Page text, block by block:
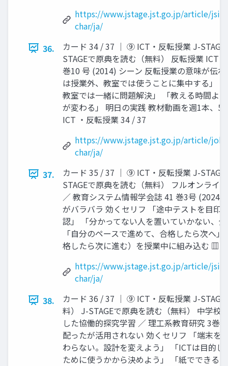
https://www.jstage.jst.go.jp/article/
char/ja/
36.
カード 34 / 37 │ ⑨ ICT・反転授業 J-
STAGEで原典を読む（無料） 反転授業 ICT
巻10 号 (2014) シーン 反転授業の意味が伝
は授業外、教室では使うことに集中する」
教室では一緒に問題解決」 「教える時間よ
が変わる」 明日の実践 教材動画を週1本、
ICT ・反転授業 34 / 37
https://www.jstage.jst.go.jp/article/
char/ja/
37.
カード 35 / 37 │ ⑨ ICT・反転授業 J-
STAGEで原典を読む（無料） フルオンライ
／ 教育システム情報学会誌 41 巻3号 (2024)
がバラバラ 効くセリフ 「途中テストを目印
認」 「分かってない人を置いていかない、
「自分のペースで進めて、合格したら次へ
格したら次に進む）を授業中に組み込む ▥
https://www.jstage.jst.go.jp/article/
char/ja/
38.
カード 36 / 37 │ ⑨ ICT・反転授業 J-STAGE
料） J-STAGEで原典を読む（無料） 中学校
した協働的探究学習 ／ 理工系教育研究 3巻
配ったが活用されない 効くセリフ 「端末を
わらない。設計を変えよう」 「ICTは目的
ために使うかから決めよう」 「紙でできる